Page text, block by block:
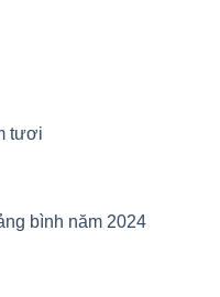
tươi
bình năm 2024